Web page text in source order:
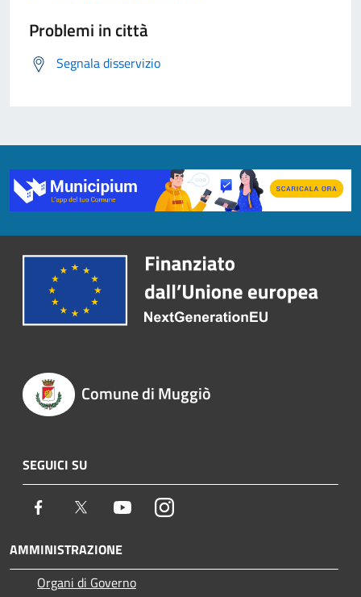
Problemi in città
Segnala disservizio
Comune di Muggiò
SEGUICI SU
Facebook Twitter YoutubeInstagram
AMMINISTRAZIONE
Organi di Governo